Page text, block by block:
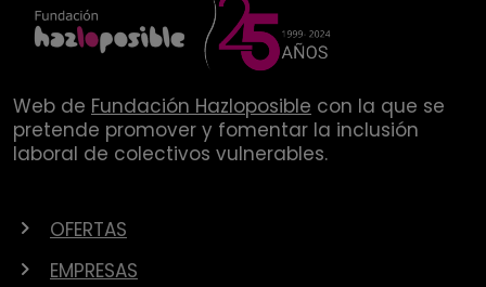
Web de Fundación Hazloposible con la que se
pretende promover y fomentar la inclusión
laboral de colectivos vulnerables.
OFERTAS
EMPRESAS